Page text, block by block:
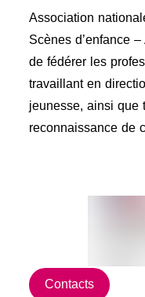
Association
Scènes d’enfance
de fédérer les
travaillant en
jeunesse, ainsi que
reconnaissance de
Contacts